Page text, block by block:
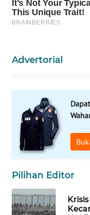
Advertorial
Pilihan Editor
WAHANA
DESA
WISATA
WAHANA
Wahana
KONSUMEN
LISTRIK
MASYARAKAT
KELISTRIKAN
WALINKI
ID